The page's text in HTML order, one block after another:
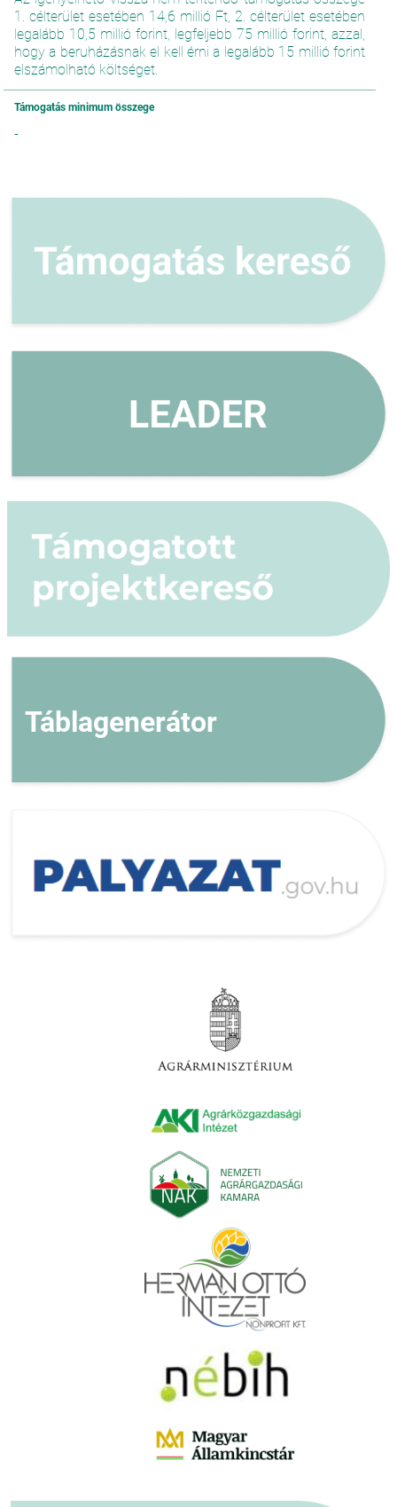
1. célterület esetében 14,6 millió Ft, 2. célterület esetében
legalább 10,5 millió forint, legfeljebb 75 millió forint, azzal,
hogy a beruházásnak el kell érni a legalább 15 millió forint
elszámolható költséget.
Támogatás minimum összege
-
Táblagenerátor